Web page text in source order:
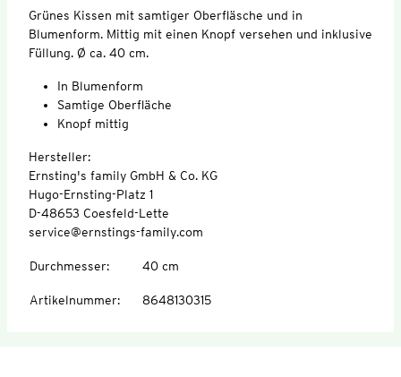
Grünes Kissen mit samtiger Oberfläsche und in
Blumenform. Mittig mit einen Knopf versehen und inklusive
Füllung. Ø ca. 40 cm.
In Blumenform
Samtige Oberfläche
Knopf mittig
Hersteller:
Ernsting's family GmbH & Co. KG
Hugo-Ernsting-Platz 1
D-48653 Coesfeld-Lette
service@ernstings-family.com
Durchmesser: 40 cm
Artikelnummer: 8648130315